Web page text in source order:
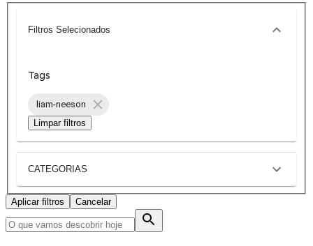
Filtros Selecionados
Tags
liam-neeson
Limpar filtros
CATEGORIAS
Aplicar filtros Cancelar